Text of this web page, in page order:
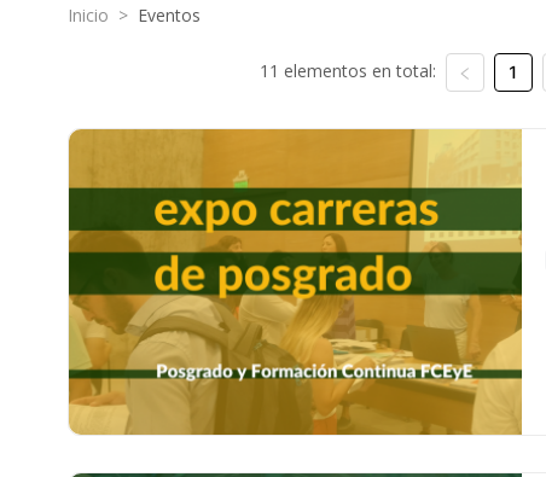
Inicio > Eventos
11 elementos en total: 1